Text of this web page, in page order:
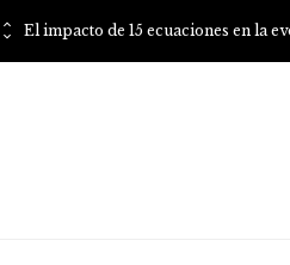
Consejos prácticos para eliminar el azúcar añadido de tu dieta El impacto de 15 ecuaciones en la